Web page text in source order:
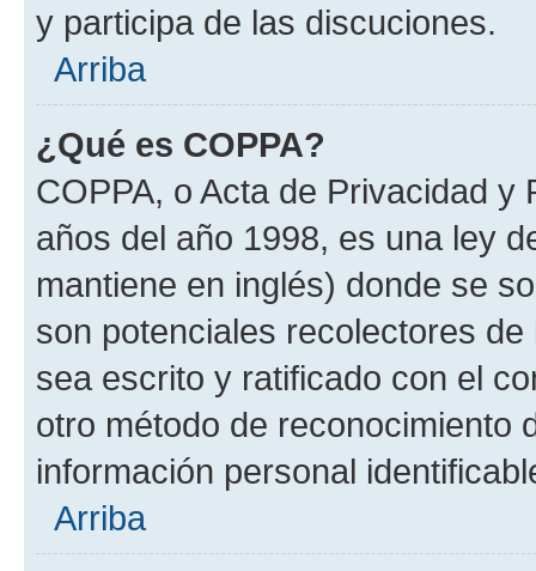
y participa de las discuciones.
Arriba
¿Qué es COPPA?
COPPA, o Acta de Privacidad
años del año 1998, es una ley
mantiene en inglés) donde se
son potenciales recolectores
sea escrito y ratificado con el
otro método de reconocimiento
información personal
Arriba